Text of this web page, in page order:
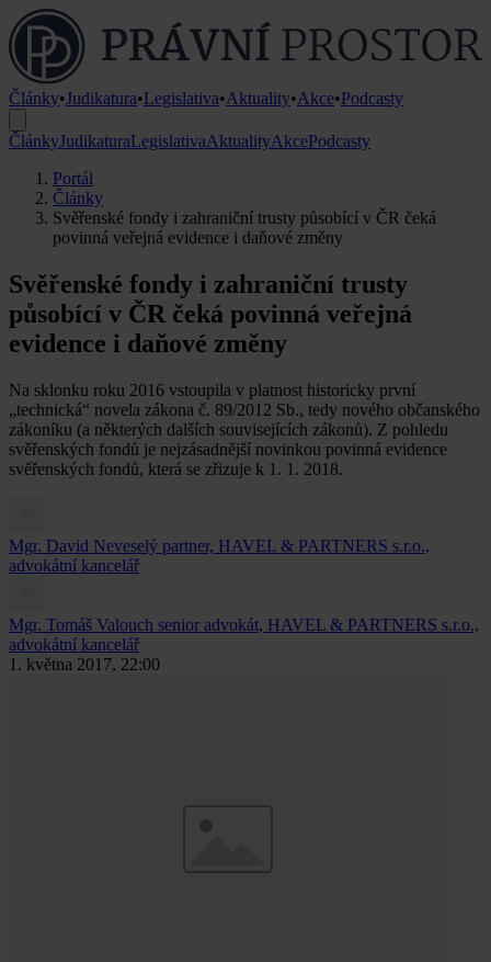
Články•Judikatura•Legislativa•Aktuality•Akce•Podcasty
ČlánkyJudikaturaLegislativaAktualityAkcePodcasty
Portál
Články
Svěřenské fondy i zahraniční trusty působící v ČR čeká
povinná veřejná evidence i daňové změny
Svěřenské fondy i zahraniční trusty
působící v ČR čeká povinná veřejná
evidence i daňové změny
Na sklonku roku 2016 vstoupila v platnost historicky první
„technická“ novela zákona č. 89/2012 Sb., tedy nového občanského
zákoníku (a některých dalších souvisejících zákonů). Z pohledu
svěřenských fondů je nejzásadnější novinkou povinná evidence
svěřenských fondů, která se zřizuje k 1. 1. 2018.
Mgr. David Neveselý partner, HAVEL & PARTNERS s.r.o.,
advokátní kancelář
Mgr. Tomáš Valouch senior advokát, HAVEL & PARTNERS s.r.o.,
advokátní kancelář
1. května 2017, 22:00